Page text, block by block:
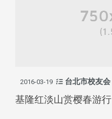
2016-03-19 台北市校友会
基隆红淡山赏樱春游行